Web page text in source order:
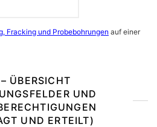
Fracking und Probebohrungen auf einer
ÜBERSICHT
UND
UND ERTEILT)